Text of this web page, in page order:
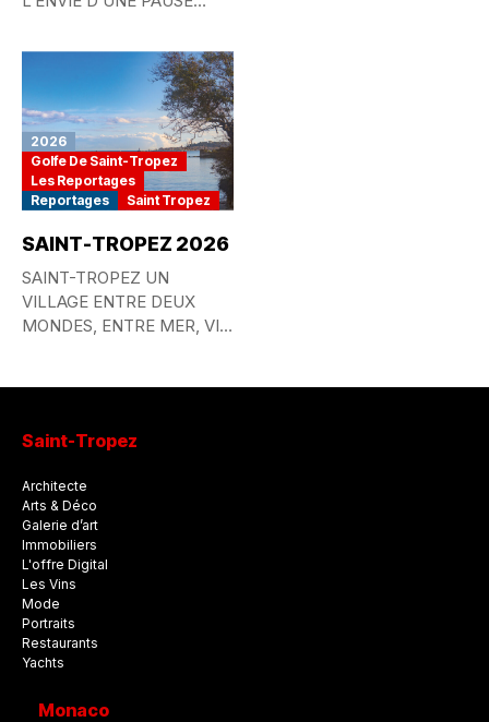
2026
Golfe De Saint-Tropez
Les Reportages
Reportages
Saint Tropez
SAINT-TROPEZ 2026
SAINT-TROPEZ UN
VILLAGE ENTRE DEUX
MONDES, ENTRE MER, VIE
Saint-Tropez
Architecte
Arts & Déco
Galerie d’art
Immobiliers
L'offre Digital
Les Vins
Mode
Portraits
Restaurants
Yachts
Monaco